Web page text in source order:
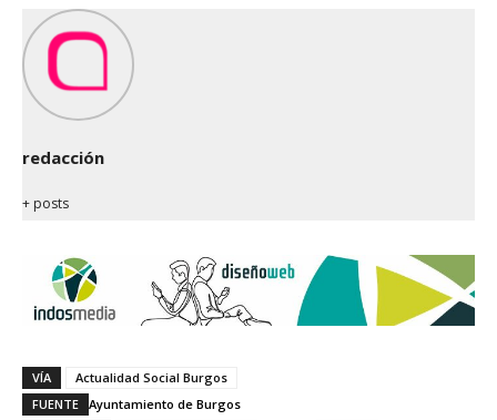
redacción
+ posts
VÍA
Actualidad Social Burgos
FUENTE Ayuntamiento de Burgos